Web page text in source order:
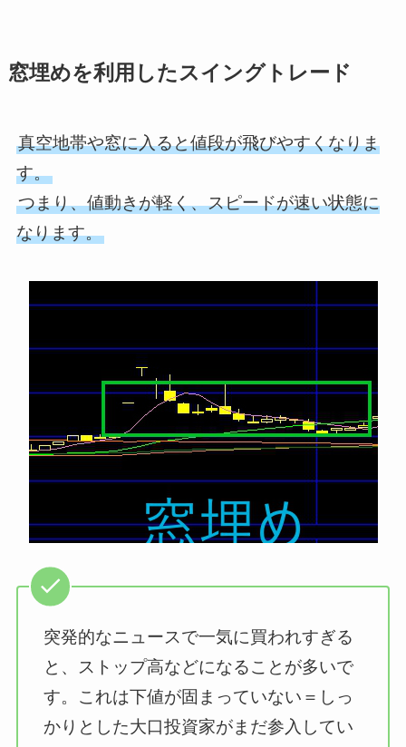
窓埋めを利用したスイングトレード
真空地帯や窓に入ると値段が飛びやすくなりま
す。
つまり、値動きが軽く、スピードが速い状態に
なります。
突発的なニュースで一気に買われすぎる
と、ストップ高などになることが多いで
す。これは下値が固まっていない＝しっ
かりとした大口投資家がまだ参入してい